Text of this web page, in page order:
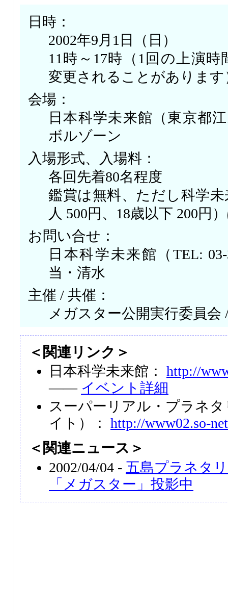
日時：
2002年9月1日（日）
11時～17時（1回の上演
変更されることがあります
会場：
日本科学未来館（東京都
ボルゾーン
入場形式、入場料：
各回先着80名程度
鑑賞は無料、ただし科学
人 500円、18歳以下 200円
お問い合せ：
日本科学未来館（TEL:
当・清水
主催 / 共催：
メガスター公開実行委員会
＜関連リンク＞
日本科学未来館： http://
―― イベント詳細
スーパーリアル・プラネ
イト）： http://www02.so-
＜関連ニュース＞
2002/04/04 - 五島プラネタ
「メガスター」投影中